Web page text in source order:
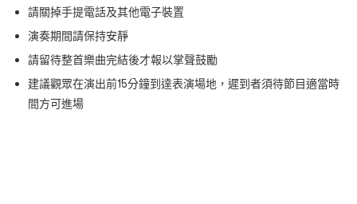
請關掉手提電話及其他電子裝置
演奏期間請保持安靜
請留待整首樂曲完結後才報以掌聲鼓勵
建議觀眾在演出前15分鐘到達表演場地，遲到者須待節目適當時
間方可進場